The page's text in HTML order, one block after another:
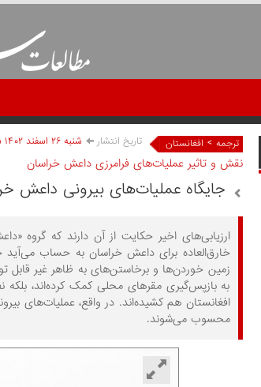
ترجمه > افغانستان تاریخ انتشار شنبه ۲۶ اسفند ۱۴۰۲ ساعت ۱۰:۳۹
نقش و تاثیر عملیات‌های فرامرزی داعش خراسان
جایگاه عملیات‌های بیرونی داعش
ارزیابی‌های اخیر حکایت از آن دارند که گروه
خارق‌العاده برای داعش خراسان به حساب می‌آید
زمین خوردن‌ها و برخاستن‌های به ظاهر غیر قابل
به بازپس‌گیری مقرهای محلی کمک کرده‌اند، بلکه
افغانستان هم کشیده‌اند. در واقع، عملیات‌های
محسوب می‌شوند.